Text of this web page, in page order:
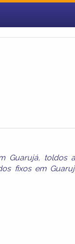
Guarujá, toldos
fixos em